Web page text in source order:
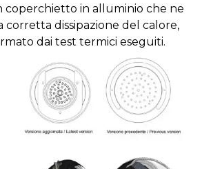
coperchietto in alluminio che ne
corretta dissipazione del calore,
dai test termici eseguiti.